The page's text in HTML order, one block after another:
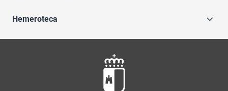
Hemeroteca